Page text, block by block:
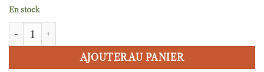
En stock
quantité de Carte Apero couple Helen B
AJOUTER AU PANIER